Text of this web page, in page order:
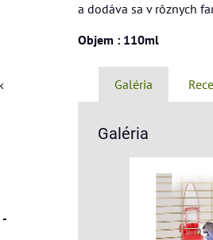
a dodáva sa v rôznych
Objem : 110ml
Galéria
Galéria